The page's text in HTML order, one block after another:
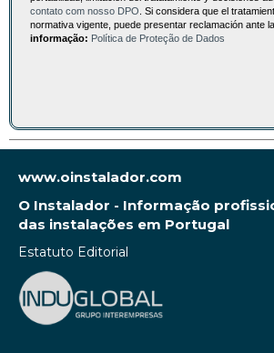
contato com nosso DPO . Si considera que el
normativa vigente, puede presentar reclamación ante la
informação: Política de Proteção de Dados
www.oinstalador.com
O Instalador - Informação
das instalações em Portugal
Estatuto Editorial